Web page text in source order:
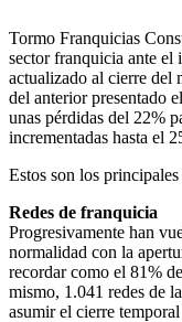
Tormo Franquicias
sector franquicia ante
actualizado al cierre del
del anterior presentado
unas pérdidas del 22%
incrementadas hasta el
Estos son los principales
Redes de franquicia
Progresivamente han
normalidad con la
recordar como el 81%
mismo, 1.041 redes de
asumir el cierre